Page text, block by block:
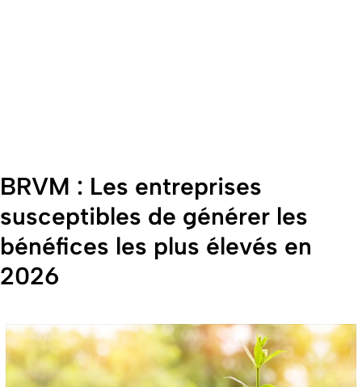
BRVM : Les entreprises
susceptibles de générer les
bénéfices les plus élevés en
2026